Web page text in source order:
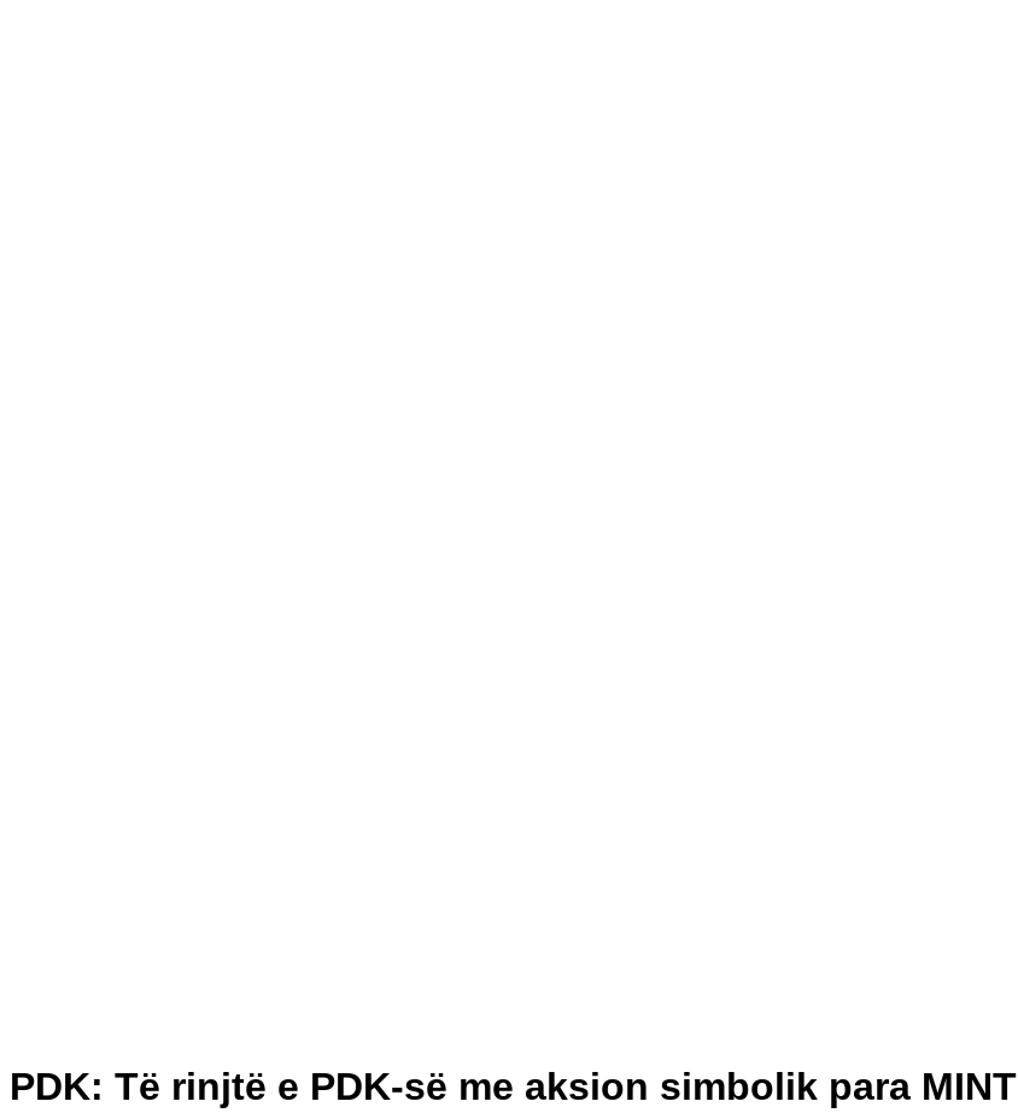
PDK: Të rinjtë e PDK-së me aksion simbolik para MINT